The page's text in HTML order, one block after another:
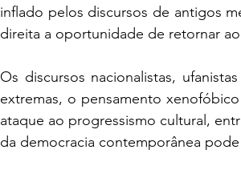
inflado pelos discursos de antigos
direita a oportunidade de retornar
Os discursos nacionalistas,
extremas, o pensamento
ataque ao progressismo cultural,
da democracia contemporânea